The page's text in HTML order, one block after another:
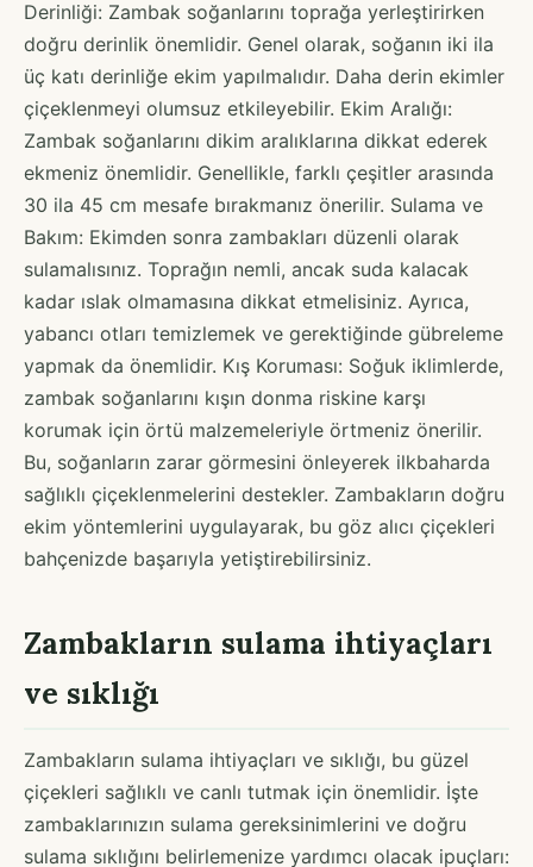
Derinliği: Zambak soğanlarını toprağa yerleştirirken
doğru derinlik önemlidir. Genel olarak, soğanın iki ila
üç katı derinliğe ekim yapılmalıdır. Daha derin ekimler
çiçeklenmeyi olumsuz etkileyebilir. Ekim Aralığı:
Zambak soğanlarını dikim aralıklarına dikkat ederek
ekmeniz önemlidir. Genellikle, farklı çeşitler arasında
30 ila 45 cm mesafe bırakmanız önerilir. Sulama ve
Bakım: Ekimden sonra zambakları düzenli olarak
sulamalısınız. Toprağın nemli, ancak suda kalacak
kadar ıslak olmamasına dikkat etmelisiniz. Ayrıca,
yabancı otları temizlemek ve gerektiğinde gübreleme
yapmak da önemlidir. Kış Koruması: Soğuk iklimlerde,
zambak soğanlarını kışın donma riskine karşı
korumak için örtü malzemeleriyle örtmeniz önerilir.
Bu, soğanların zarar görmesini önleyerek ilkbaharda
sağlıklı çiçeklenmelerini destekler. Zambakların doğru
ekim yöntemlerini uygulayarak, bu göz alıcı çiçekleri
bahçenizde başarıyla yetiştirebilirsiniz.
Zambakların sulama ihtiyaçları
ve sıklığı
Zambakların sulama ihtiyaçları ve sıklığı, bu güzel
çiçekleri sağlıklı ve canlı tutmak için önemlidir. İşte
zambaklarınızın sulama gereksinimlerini ve doğru
sulama sıklığını belirlemenize yardımcı olacak ipuçları: